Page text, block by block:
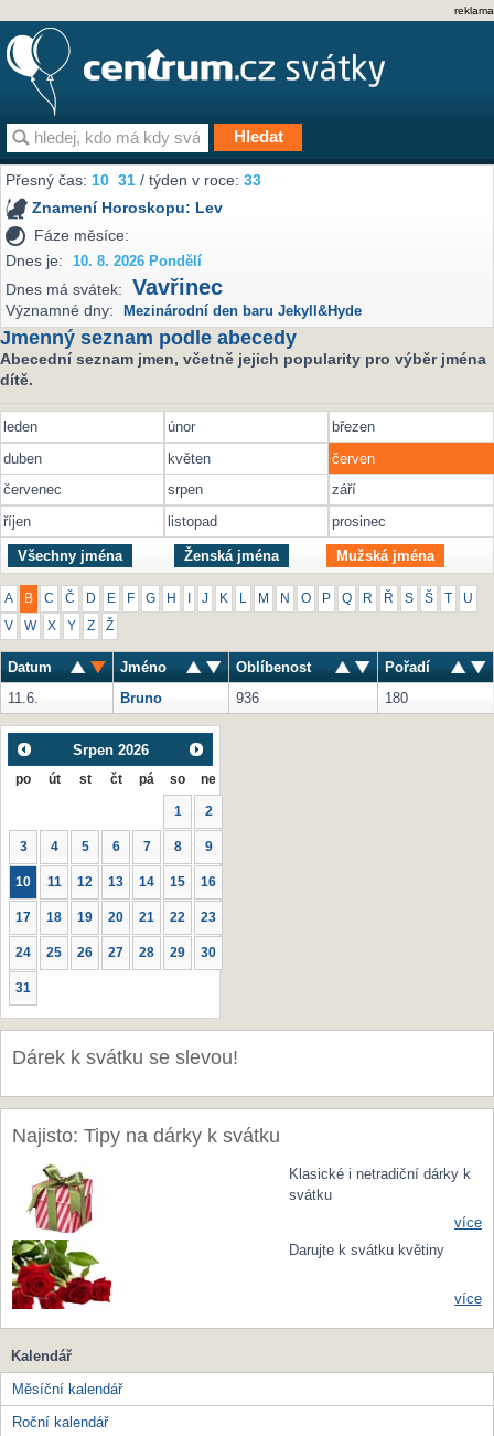
reklama
Přesný čas:10 31 / týden v roce:33
Znamení Horoskopu: Lev
Fáze měsíce:
Dnes je:
10. 8. 2026 Pondělí
Dnes má svátek: Vavřinec
Významné dny: Mezinárodní den baru Jekyll&Hyde
Jmenný seznam podle abecedy
Abecední seznam jmen, včetně jejich popularity pro výběr jména
dítě.
leden únor
březen
duben
květen
červen
červenec
srpen
září
říjen
listopad prosinec
Všechny jména Ženská jména Mužská jména
A B C Č D E F G H J K M N O P Q R Ř S Š U
V W X Y Z Ž
Datum Jméno Oblíbenost
Pořadí
11.6.
Bruno 936 180
Srpen 2026
po út st čt pá so ne
1 2
3 4 5 6 7 8 9
10 11 12 13 14 15 16
17 18 19 20 21 22 23
24 25 26 27 28 29 30
31
Dárek k svátku se slevou!
Najisto: Tipy na dárky k svátku
Klasické i netradiční dárky k
svátku
více
Darujte k svátku květiny
více
Kalendář
Měsíční kalendář
Roční kalendář